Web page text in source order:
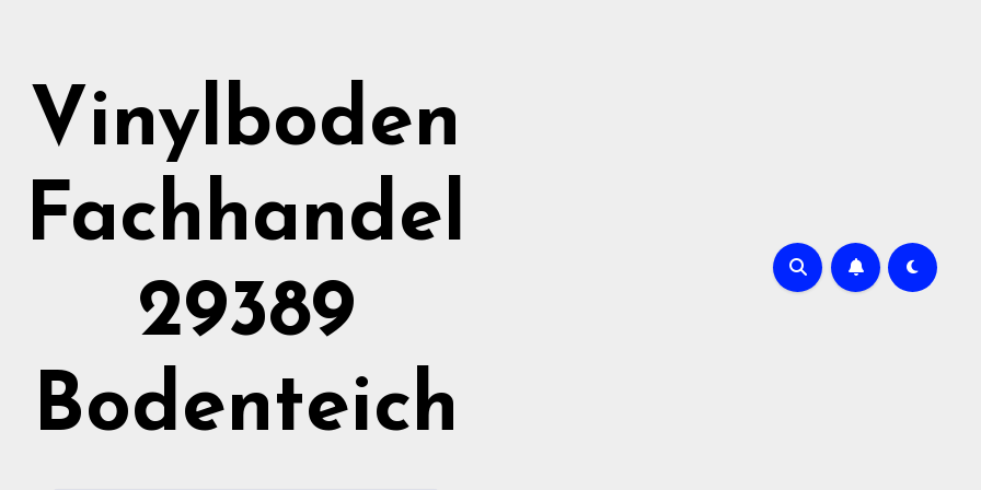
Vinylboden
Fachhandel
29389
Bodenteich